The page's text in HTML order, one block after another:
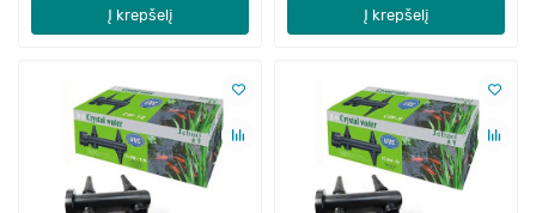
Į krepšelį Į krepšelį